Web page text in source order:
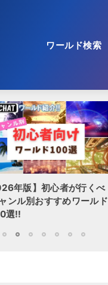
ワールド検索
年版】初心者が行くべ
ンル別おすすめワールド
選!!